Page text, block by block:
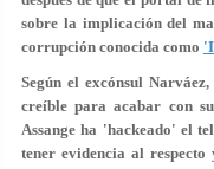
sobre la implicación del
corrupción conocida como
Según el excónsul
creíble para acabar con
Assange ha 'hackeado' el
tener evidencia al